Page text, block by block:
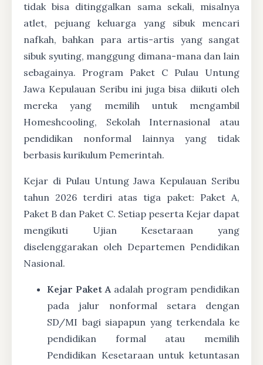
tidak bisa ditinggalkan sama sekali, misalnya
atlet, pejuang keluarga yang sibuk mencari
nafkah, bahkan para artis-artis yang sangat
sibuk syuting, manggung dimana-mana dan lain
sebagainya. Program Paket C Pulau Untung
Jawa Kepulauan Seribu ini juga bisa diikuti oleh
mereka yang memilih untuk mengambil
Homeshcooling, Sekolah Internasional atau
pendidikan nonformal lainnya yang tidak
berbasis kurikulum Pemerintah.
Kejar di Pulau Untung Jawa Kepulauan Seribu
tahun 2026 terdiri atas tiga paket: Paket A,
Paket B dan Paket C. Setiap peserta Kejar dapat
mengikuti Ujian Kesetaraan yang
diselenggarakan oleh Departemen Pendidikan
Nasional.
Kejar Paket A adalah program pendidikan
pada jalur nonformal setara dengan
SD/MI bagi siapapun yang terkendala ke
pendidikan formal atau memilih
Pendidikan Kesetaraan untuk ketuntasan